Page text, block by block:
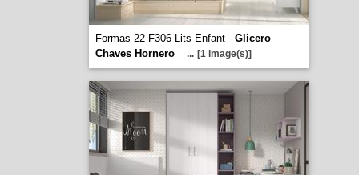
Formas 22 F306 Lits Enfant - Glicero
Chaves Hornero
... [1 image(s)]